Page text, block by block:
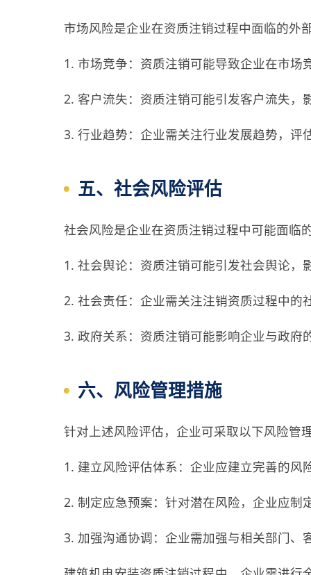
市场风险是企业在资质注销过程中面临的外
1. 市场竞争：资质注销可能导致企业在市
2. 客户流失：资质注销可能引发客户流失
3. 行业趋势：企业需关注行业发展趋势，
五、社会风险评估
社会风险是企业在资质注销过程中可能面临
1. 社会舆论：资质注销可能引发社会舆论
2. 社会责任：企业需关注注销资质过程中
3. 政府关系：资质注销可能影响企业与政
六、风险管理措施
针对上述风险评估，企业可采取以下风险管
1. 建立风险评估体系：企业应建立完善的
2. 制定应急预案：针对潜在风险，企业应
3. 加强沟通协调：企业需加强与相关部门